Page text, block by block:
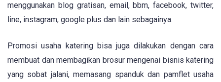
menggunakan blog gratisan, email, bbm, facebook, twitter,
line, instagram, google plus dan lain sebagainya.
Promosi usaha katering bisa juga dilakukan dengan cara
membuat dan membagikan brosur mengenai bisnis katering
yang sobat jalani, memasang spanduk dan pamflet usaha